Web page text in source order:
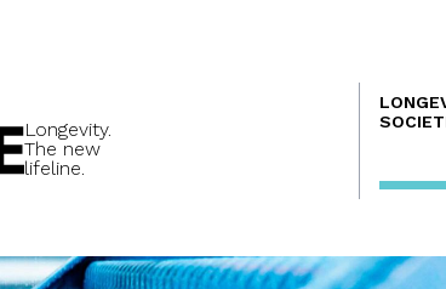
Longevity.
The new
lifeline.
principal